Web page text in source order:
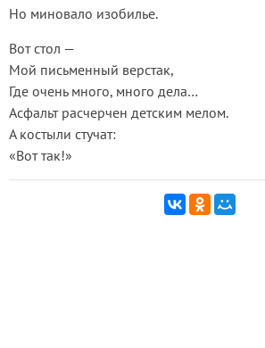
Но миновало изобилье.
Вот стол —
Мой письменный верстак,
Где очень много, много дела…
Асфальт расчерчен детским мелом.
А костыли стучат:
«Вот так!»